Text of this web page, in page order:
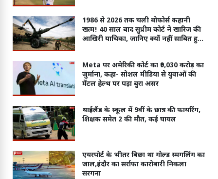
1986 से 2026 तक चली बोफोर्स कहानी
खत्म! 40 साल बाद सुप्रीम कोर्ट ने खारिज की
आखिरी याचिका, जानिए क्यों नहीं साबित हुए
Meta पर अमेरिकी कोर्ट का ₹9,030 करोड़ का
जुर्माना, कहा- सोशल मीडिया से युवाओं की
मेंटल हेल्थ पर पड़ा बुरा असर
थाईलैंड के स्कूल में 9वीं के छात्र की फायरिंग,
शिक्षक समेत 2 की मौत, कई घायल
एयरपोर्ट के भीतर बिछा था गोल्ड स्मगलिंग का
जाल,इंदौर का सर्राफा कारोबारी निकला
सरगना